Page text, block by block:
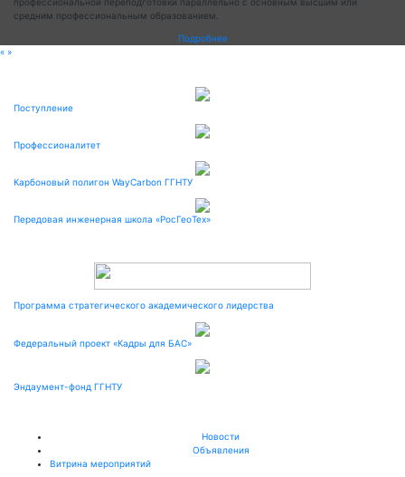
средним профессиональным образованием.
Подробнее
« »
Поступление
Профессионалитет
Карбоновый полигон WayCarbon ГГНТУ
Передовая инженерная школа «РосГеоТех»
Программа стратегического академического лидерства
Федеральный проект «Кадры для БАС»
Эндаумент-фонд ГГНТУ
Новости
Объявления
Витрина мероприятий